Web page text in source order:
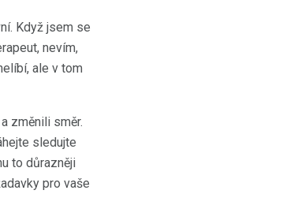
Když jsem se
nevím,
ale v tom
změnili směr.
sledujte
to důrazněji
pro vaše